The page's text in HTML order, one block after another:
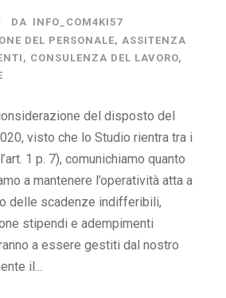
DA INFO_COM4KI57
DEL PERSONALE, ASSITENZA
, CONSULENZA DEL LAVORO,
del disposto del
visto che lo Studio rientra tra i
1 p. 7), comunichiamo quanto
a mantenere l’operatività atta a
delle scadenze indifferibili,
stipendi e adempimenti
a essere gestiti dal nostro
il...